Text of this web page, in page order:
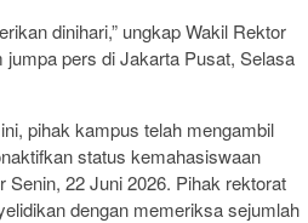
dinihari,” ungkap Wakil Rektor
jumpa pers di Jakarta Pusat, Selasa
pihak kampus telah mengambil
status kemahasiswaan
Senin, 22 Juni 2026. Pihak rektorat
dengan memeriksa sejumlah